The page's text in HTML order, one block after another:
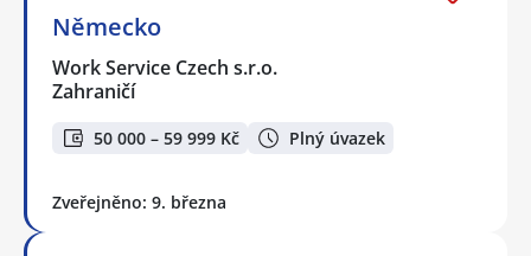
Německo
Work Service Czech s.r.o.
Zahraničí
50 000 – 59 999 Kč Plný úvazek
Zveřejněno: 9. března